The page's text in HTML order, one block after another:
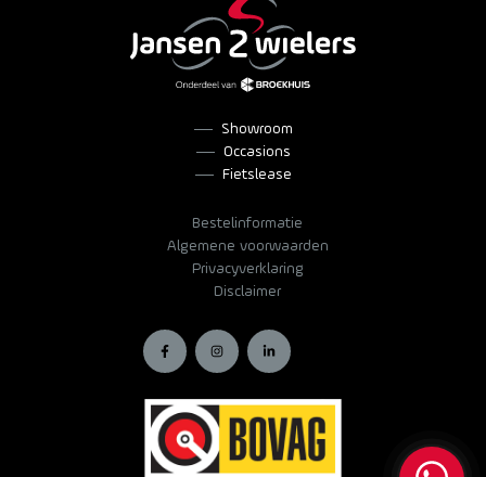
Showroom
Occasions
Fietslease
Bestelinformatie
Algemene voorwaarden
Privacyverklaring
Disclaimer